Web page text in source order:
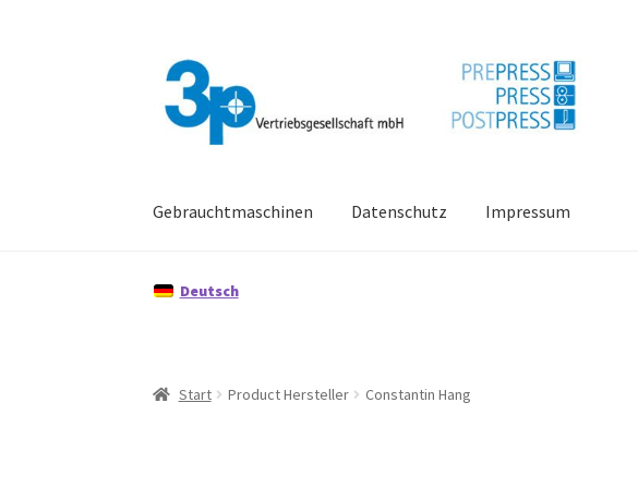
Navigation
springen
Zum
Inhalt
springen
Gebrauchtmaschinen Datenschutz Impressum
Deutsch
Start Product Hersteller Constantin Hang